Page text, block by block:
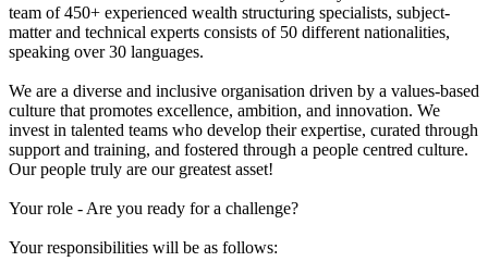
team of 450+ experienced wealth structuring specialists, subject-
matter and technical experts consists of 50 different nationalities,
speaking over 30 languages.
We are a diverse and inclusive organisation driven by a values-based
culture that promotes excellence, ambition, and innovation. We
invest in talented teams who develop their expertise, curated through
support and training, and fostered through a people centred culture.
Our people truly are our greatest asset!
Your role - Are you ready for a challenge?
Your responsibilities will be as follows: